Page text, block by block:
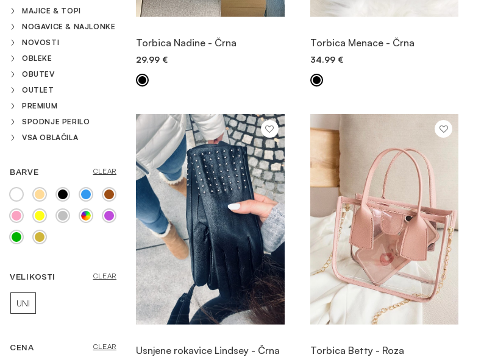
MAJICE & TOPI
NOGAVICE & NAJLONKE
NOVOSTI
OBLEKE
OBUTEV
OUTLET
PREMIUM
SPODNJE PERILO
VSA OBLAČILA
BARVE CLEAR
VELIKOSTI CLEAR
UNI
CENA CLEAR
OGLED
Torbica Nadine - Črna
29.99 €
OGLED
Torbica Menace - Črna
34.99 €
OGLED
Usnjene rokavice Lindsey - Črna OGLED
Torbica Betty - Roza